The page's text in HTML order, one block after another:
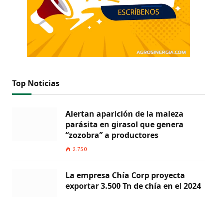
Top Noticias
Alertan aparición de la maleza
parásita en girasol que genera
“zozobra” a productores
2.750
La empresa Chía Corp proyecta
exportar 3.500 Tn de chía en el 2024